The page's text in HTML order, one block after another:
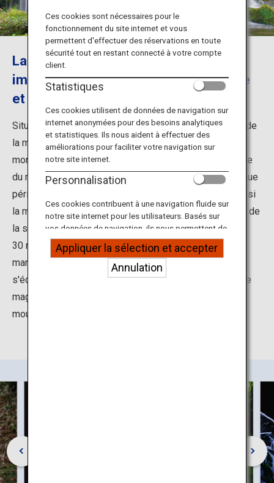
Services ANA
Fermer
La rivière Mototaki crée un contraste
impressionnant entre la mousse verte
et la brume blanche des chutes
Situé au sud de la préfecture d'Akita, le long de la côte de
la mer du Japon, le mont Chokai est une magnifique
montagne qui a longtemps été vénérée. La neige fondue
du mont Chokai, absorbée dans le sol pendant une longue
période, émerge des profondeurs de la terre, créant ainsi
la mystique rivière Mototaki. L'eau souterraine qui jaillit de
la surface de la roche s'écoule dans une cascade de
30 mètres de large et de 5 mètres de haut, formant un
manteau pittoresque de mousse verte. L'eau qui
s'échappe des rochers recouverts de mousse laisse de
magnifiques traces, créant un contraste vif entre la
mousse verte et les éclaboussures d'eau blanches.
Ces cookies sont nécessaires pour le
fonctionnement du site internet et vous
permettent d'effectuer des réservations en toute
sécurité tout en restant connecté à votre compte
client.
Statistiques
Ces cookies utilisent de données de navigation sur
internet anonymées pour des besoins analytiques
et statistiques. Ils nous aident à effectuer des
améliorations pour faciliter votre navigation sur
notre site internet.
Personnalisation
Ces cookies contribuent à une navigation fluide sur
notre site internet pour les utilisateurs. Basés sur
vos données de navigation, ils nous permettent de
fournir du contenu qui correspond à vos intérêts
personnels à travers nos sites internet, e-mail,
réseaux sociaux et publicités.
Appliquer la sélection et accepter
Annulation